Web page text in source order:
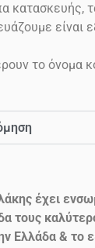
κατασκευής,
είναι
το όνομα
έχει
τους
Ελλάδα & το